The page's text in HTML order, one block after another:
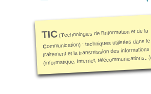
TIC(Technologies de l'Information et de la
Communication) : techniques utilisées dans le
traitement et la transmission des informations
(informatique, Internet, télécommunications...)